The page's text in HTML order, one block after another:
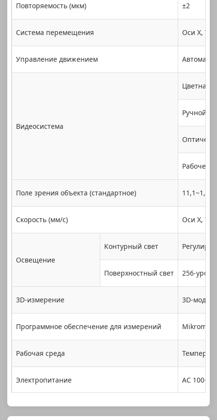
Повторяемость (мкм) ±2
Система перемещения Оси X, Y,
Управление движением
Видеосистема
Цветная
Ручной
Рабочее
Поле зрения объекта (стандартное) 11,1~1,7
Скорость (мм/с) Оси X, Y:
Освещение
Контурный свет
Поверхностный свет 256-
3D-измерение 3D-
Программное обеспечение для измерений
Рабочая среда
Электропитание AC